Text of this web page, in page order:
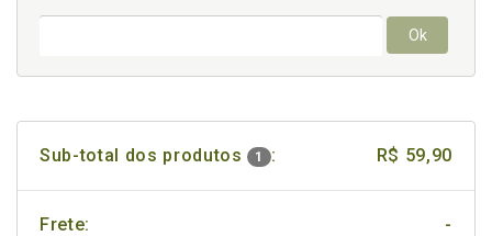
Ok
Sub-total dos produtos 1 : R$ 59,90
Frete: -